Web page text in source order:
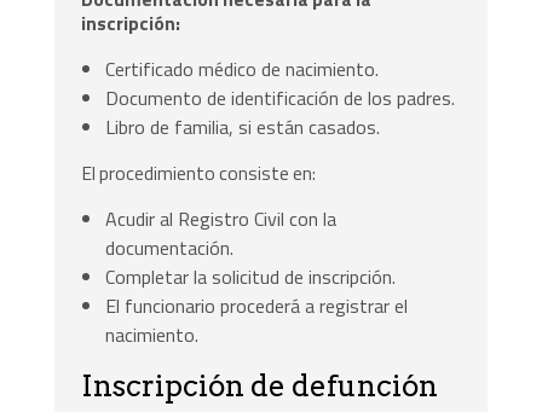
inscripción:
Certificado médico de nacimiento.
Documento de identificación de los padres.
Libro de familia, si están casados.
El procedimiento consiste en:
Acudir al Registro Civil con la
documentación.
Completar la solicitud de inscripción.
El funcionario procederá a registrar el
nacimiento.
Inscripción de defunción